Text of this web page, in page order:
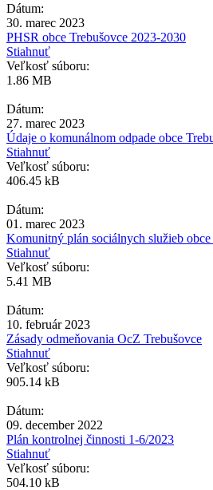
Dátum:
30. marec 2023
PHSR obce Trebušovce 2023-2030
Stiahnuť
Veľkosť súboru:
1.86 MB
Dátum:
27. marec 2023
Údaje o komunálnom odpade obce
Stiahnuť
Veľkosť súboru:
406.45 kB
Dátum:
01. marec 2023
Komunitný plán sociálnych služieb
Stiahnuť
Veľkosť súboru:
5.41 MB
Dátum:
10. február 2023
Zásady odmeňovania OcZ Trebušovce
Stiahnuť
Veľkosť súboru:
905.14 kB
Dátum:
09. december 2022
Plán kontrolnej činnosti 1-6/2023
Stiahnuť
Veľkosť súboru:
504.10 kB